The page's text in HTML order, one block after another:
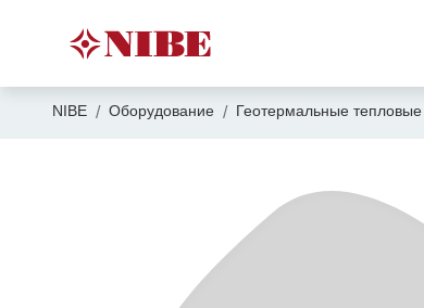
NIBE Оборудование Геотермальные